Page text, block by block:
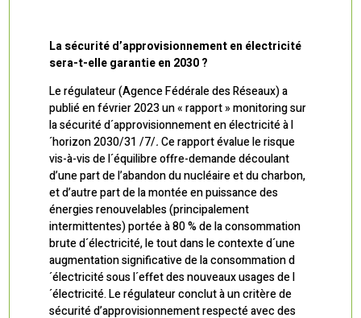
La sécurité d’approvisionnement en électricité
sera-t-elle garantie en 2030 ?
Le régulateur (Agence Fédérale des Réseaux) a
publié en février 2023 un « rapport » monitoring sur
la sécurité d´approvisionnement en électricité à l
´horizon 2030/31 /7/.Ce rapport évalue le risque
vis-à-vis de l´équilibre offre-demande découlant
d’une part de l’abandon du nucléaire et du charbon,
et d’autre part de la montée en puissance des
énergies renouvelables (principalement
intermittentes) portée à 80 % de la consommation
brute d´électricité, le tout dans le contexte d´une
augmentation significative de la consommation d
´électricité sous l´effet des nouveaux usages de l
´électricité. Le régulateur conclut à un critère de
sécurité d’approvisionnement respecté avec des